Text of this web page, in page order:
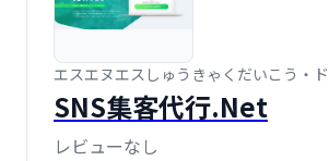
エスエヌエスしゅうきゃくだいこう・
SNS集客代行.Net
レビューなし